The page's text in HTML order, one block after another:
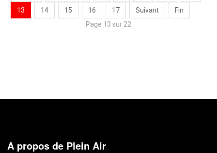
13 14 15 16 17 Suivant
Fin
Page 13 sur 22
A propos de Plein Air